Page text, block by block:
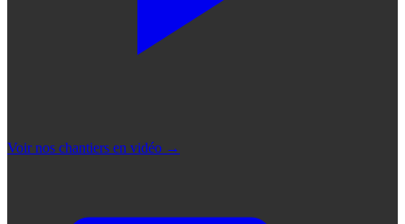
Voir nos chantiers en vidéo →